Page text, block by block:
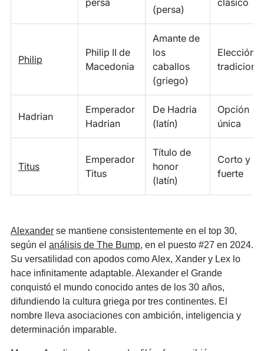
persa
(persa)
clásico
Philip
Philip II de
Macedonia
Amante de
los
caballos
(griego)
Elección
tradicional
Hadrian
Emperador
Hadrian
De Hadria
(latín)
Opción
única
Titus
Emperador
Titus
Título de
honor
(latín)
Corto y
fuerte
Alexander se mantiene consistentemente en el top 30,
según el análisis de The Bump, en el puesto #27 en 2024.
Su versatilidad con apodos como Alex, Xander y Lex lo
hace infinitamente adaptable. Alexander el Grande
conquistó el mundo conocido antes de los 30 años,
difundiendo la cultura griega por tres continentes. El
nombre lleva asociaciones con ambición, inteligencia y
determinación imparable.